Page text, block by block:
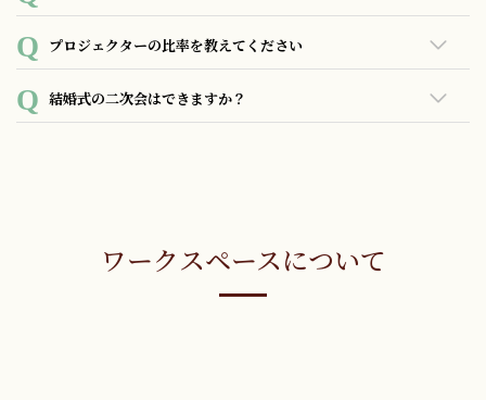
※手作りスコーンとお飲み物、フルーツカクテルはお代わり
自由です。
※季節により内容は予告なく変更がある場合がございます。
あいにくご用意がございません。
プロジェクターの比率を教えてください
16:9となっております。
結婚式の二次会はできますか？
ワークスペースについて